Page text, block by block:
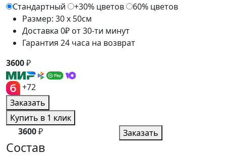
Стандартный
+30% цветов
60% цветов
Размер: 30 x 50см
Доставка 0₽ от 30-ти минут
Гарантия 24 часа на возврат
3600₽
+72
Заказать
Купить в 1 клик
3600₽ Заказать
Состав